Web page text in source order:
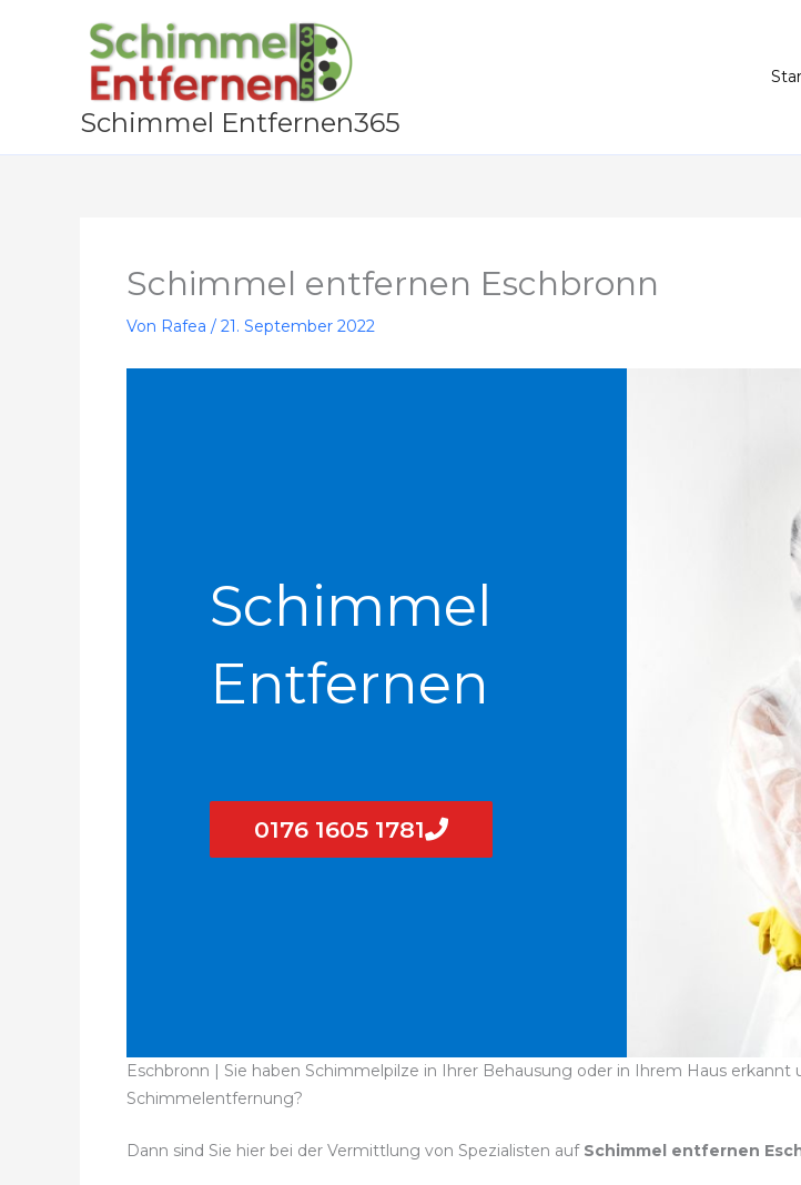
Schimmel Entfernen365
Schimmel entfernen Eschbronn
Von Rafea / 21. September 2022
Schimmel
Entfernen
0176 1605 1781
Eschbronn | Sie haben Schimmelpilze in Ihrer Behausung oder in Ihrem Haus
Schimmelentfernung?
Dann sind Sie hier bei der Vermittlung von Spezialisten auf Schimmel entfernen